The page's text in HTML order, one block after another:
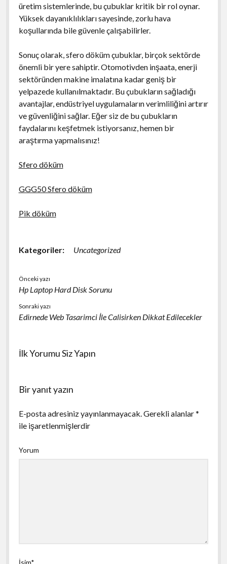
üretim sistemlerinde, bu çubuklar kritik bir rol oynar.
Yüksek dayanıklılıkları sayesinde, zorlu hava
koşullarında bile güvenle çalışabilirler.
Sonuç olarak, sfero döküm çubuklar, birçok sektörde
önemli bir yere sahiptir. Otomotivden inşaata, enerji
sektöründen makine imalatına kadar geniş bir
yelpazede kullanılmaktadır. Bu çubukların sağladığı
avantajlar, endüstriyel uygulamaların verimliliğini artırır
ve güvenliğini sağlar. Eğer siz de bu çubukların
faydalarını keşfetmek istiyorsanız, hemen bir
araştırma yapmalısınız!
Sfero döküm
GGG50 Sfero döküm
Pik döküm
Kategoriler: Uncategorized
Önceki yazı
Hp Laptop Hard Disk Sorunu
Sonraki yazı
Edirnede Web Tasarimci İle Calisirken Dikkat Edilecekler
İlk Yorumu Siz Yapın
Bir yanıt yazın
E-posta adresiniz yayınlanmayacak.Gerekli alanlar*
ile işaretlenmişlerdir
Yorum
İsim*